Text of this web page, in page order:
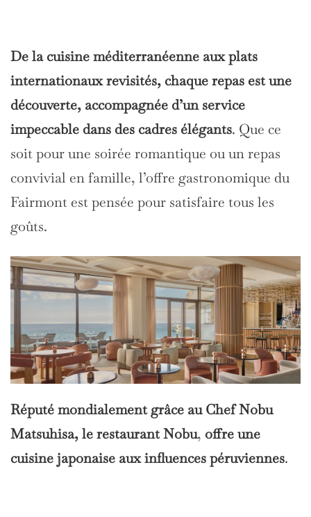
De la cuisine méditerranéenne aux plats
internationaux revisités, chaque repas est une
découverte, accompagnée d’un service
impeccable dans des cadres élégants. Que ce
soit pour une soirée romantique ou un repas
convivial en famille, l’offre gastronomique du
Fairmont est pensée pour satisfaire tous les
goûts.
Réputé mondialement grâce au Chef Nobu
Matsuhisa, le restaurant Nobu, offre une
cuisine japonaise aux influences péruviennes.